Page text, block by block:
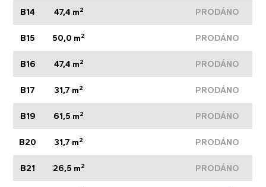
B14 47,4 m2 PRODÁNO
B15 50,0 m2 PRODÁNO
B16 47,4 m2 PRODÁNO
B17 31,7 m2 PRODÁNO
B19 61,5 m2 PRODÁNO
B20 31,7 m2 PRODÁNO
B21 26,5 m2 PRODÁNO